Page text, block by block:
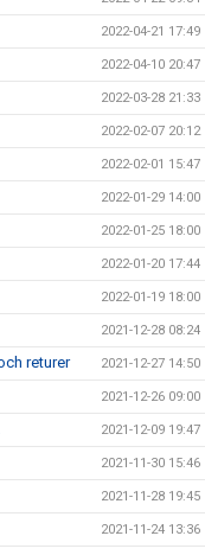
2022-04-21 17:49
2022-04-10 20:47
2022-03-28 21:33
2022-02-07 20:12
2022-02-01 15:47
2022-01-29 14:00
2022-01-25 18:00
2022-01-20 17:44
2022-01-19 18:00
2021-12-28 08:24
returer 2021-12-27 14:50
2021-12-26 09:00
2021-12-09 19:47
2021-11-30 15:46
2021-11-28 19:45
2021-11-24 13:36